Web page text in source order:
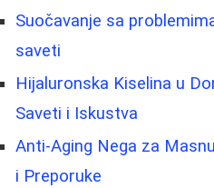
Suočavanje sa
saveti
Hijaluronska Kiselina u
Saveti i Iskustva
Anti-Aging Nega za
i Preporuke